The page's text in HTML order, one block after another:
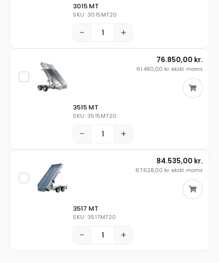
3015 MT
SKU: 3015MT20
− +
3515 MT
SKU: 3515MT20
− +
76.850,00 kr.
61.480,00 kr. ekskl. moms
3517 MT
SKU: 3517MT20
− +
84.535,00 kr.
67.628,00 kr. ekskl. moms